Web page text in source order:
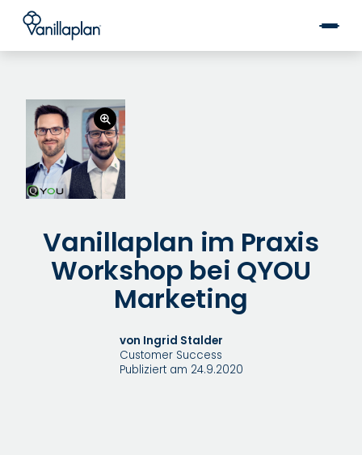
®
Vanillaplan im Praxis
Workshop bei QYOU
Marketing
von Ingrid Stalder
Customer Success
Publiziert am 24.9.2020